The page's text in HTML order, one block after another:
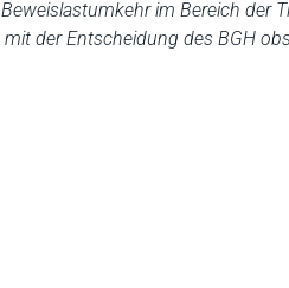
im Bereich der
der Entscheidung des BGH